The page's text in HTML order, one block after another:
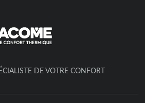
DE VOTRE CONFORT